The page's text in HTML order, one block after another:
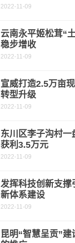
2022-11-09
云南永平姬松茸“
稳步增收
2022-11-09
宣威打造2.5万亩
转型升级
2022-11-09
东川区李子沟村一
获利3.5万元
2022-11-09
发挥科技创新支撑
新体系建设
2022-11-09
昆明“智慧呈贡”